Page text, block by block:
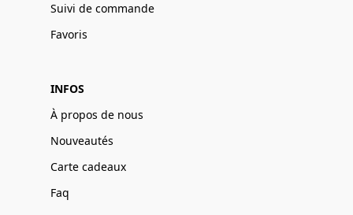
Suivi de commande
Favoris
INFOS
À propos de nous
Nouveautés
Carte cadeaux
Faq